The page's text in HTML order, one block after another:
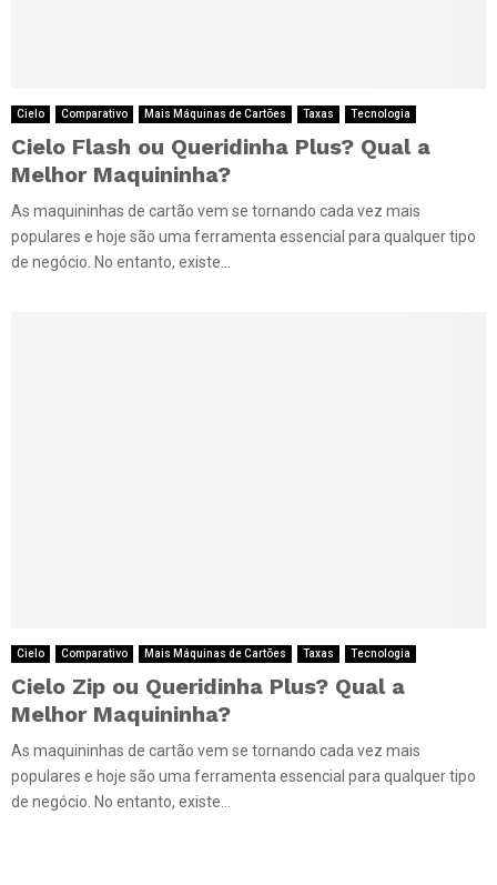
Cielo Comparativo Mais Máquinas de Cartões Taxas Tecnologia
Cielo Flash ou Queridinha Plus? Qual a
Melhor Maquininha?
As maquininhas de cartão vem se tornando cada vez mais
populares e hoje são uma ferramenta essencial para qualquer tipo
de negócio. No entanto, existe...
Cielo Comparativo Mais Máquinas de Cartões Taxas Tecnologia
Cielo Zip ou Queridinha Plus? Qual a
Melhor Maquininha?
As maquininhas de cartão vem se tornando cada vez mais
populares e hoje são uma ferramenta essencial para qualquer tipo
de negócio. No entanto, existe...